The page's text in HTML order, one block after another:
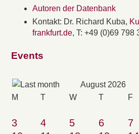
Autoren der Datenbank
Kontakt: Dr. Richard Kuba,
frankfurt.de, T: +49 (0)69 798
Events
August 2026
M T W T F
3
4 5 6 7